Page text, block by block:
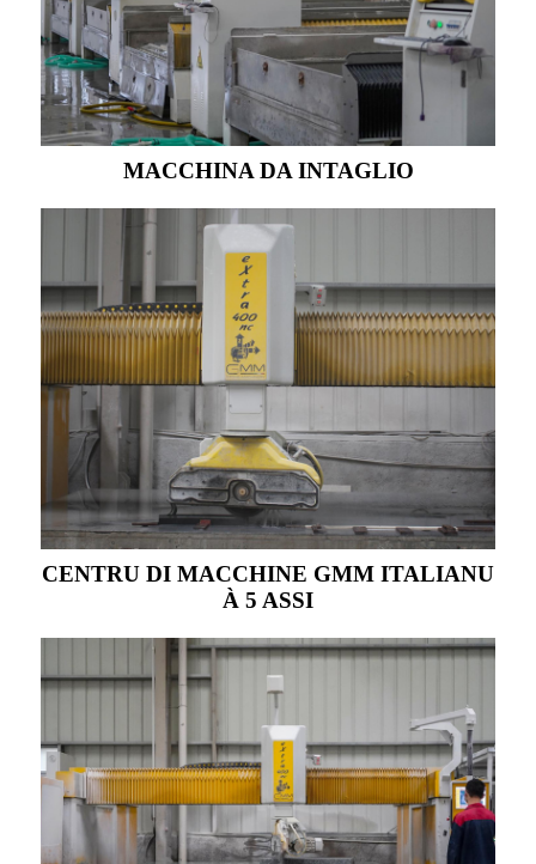
MACCHINA DA INTAGLIO
CENTRU DI MACCHINE GMM ITALIANU
À 5 ASSI